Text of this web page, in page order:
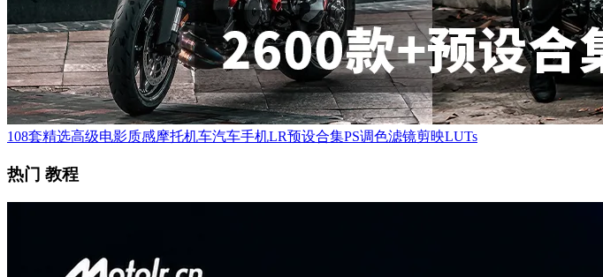
108套精选高级电影质感摩托机车汽车手机LR预设合集PS调色滤镜剪映LUTs
热门 教程